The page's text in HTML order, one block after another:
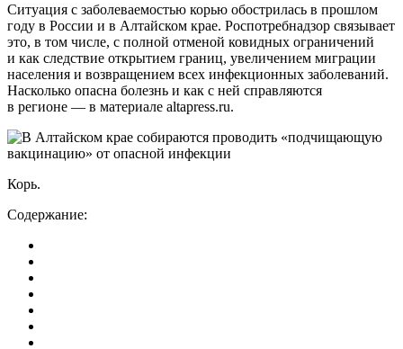
Ситуация с заболеваемостью корью обострилась в прошлом
году в России и в Алтайском крае. Роспотребнадзор связывает
это, в том числе, с полной отменой ковидных ограничений
и как следствие открытием границ, увеличением миграции
населения и возвращением всех инфекционных заболеваний.
Насколько опасна болезнь и как с ней справляются
в регионе — в материале altapress.ru.
Корь.
Содержание: